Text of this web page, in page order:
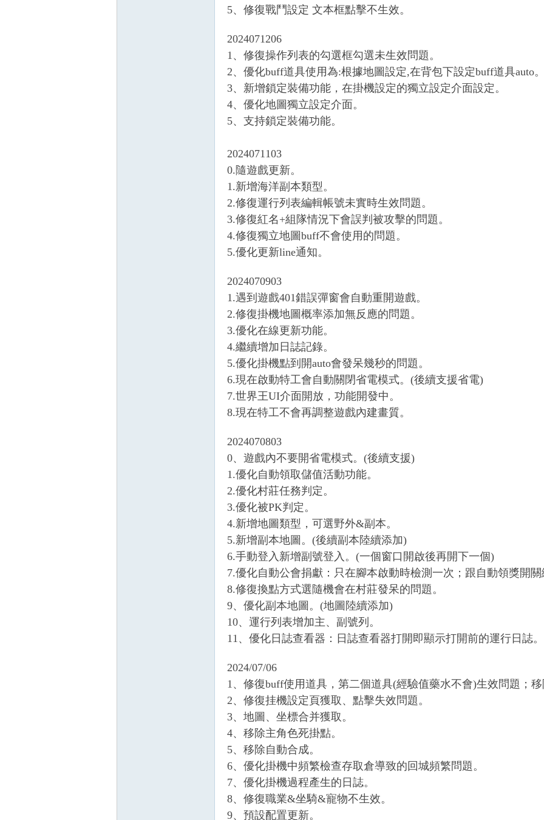
5、修復戰鬥設定 文本框點擊不生效。
2024071206
1、修復操作列表的勾選框勾選未生效問題。
2、優化buff道具使用為:根據地圖設定,在背包下設定buff道具auto
3、新增鎖定裝備功能，在掛機設定的獨立設定介面設定。
4、優化地圖獨立設定介面。
5、支持鎖定裝備功能。
2024071103
0.隨遊戲更新。
1.新增海洋副本類型。
2.修復運行列表編輯帳號未實時生效問題。
3.修復紅名+組隊情況下會誤判被攻擊的問題。
4.修復獨立地圖buff不會使用的問題。
5.優化更新line通知。
2024070903
1.遇到遊戲401錯誤彈窗會自動重開遊戲。
2.修復掛機地圖概率添加無反應的問題。
3.優化在線更新功能。
4.繼續增加日誌記錄。
5.優化掛機點到開auto會發呆幾秒的問題。
6.現在啟動特工會自動關閉省電模式。(後續支援省電)
7.世界王UI介面開放，功能開發中。
8.現在特工不會再調整遊戲內建畫質。
2024070803
0、遊戲內不要開省電模式。(後續支援)
1.優化自動領取儲值活動功能。
2.優化村莊任務判定。
3.優化被PK判定。
4.新增地圖類型，可選野外&副本。
5.新增副本地圖。(後續副本陸續添加)
6.手動登入新增副號登入。(一個窗口開啟後再開下一個)
7.優化自動公會捐獻：只在腳本啟動時檢測一次；跟自動領獎開
8.修復換點方式選隨機會在村莊發呆的問題。
9、優化副本地圖。(地圖陸續添加)
10、運行列表增加主、副號列。
11、優化日誌查看器：日誌查看器打開即顯示打開前的運行日誌。
2024/07/06
1、修復buff使用道具，第二個道具(經驗值藥水不會)生效問題；
2、修復挂機設定頁獲取、點擊失效問題。
3、地圖、坐標合并獲取。
4、移除主角色死掛點。
5、移除自動合成。
6、優化掛機中頻繁檢查存取倉導致的回城頻繁問題。
7、優化掛機過程產生的日誌。
8、修復職業&坐騎&寵物不生效。
9、預設配置更新。